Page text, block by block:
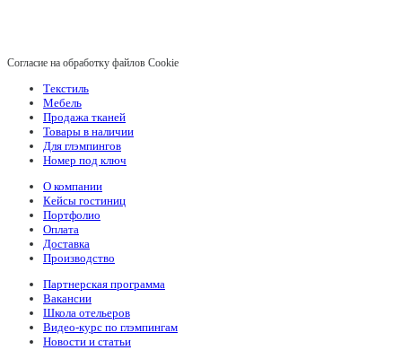
Согласие на обработку файлов Cookie
Текстиль
Мебель
Продажа тканей
Товары в наличии
Для глэмпингов
Номер под ключ
О компании
Кейсы гостиниц
Портфолио
Оплата
Доставка
Производство
Партнерская программа
Вакансии
Школа отельеров
Видео-курс по глэмпингам
Новости и статьи